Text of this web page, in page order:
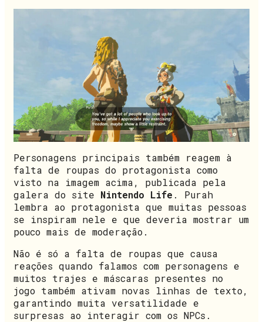
Personagens principais também reagem à
falta de roupas do protagonista como
visto na imagem acima, publicada pela
galera do site Nintendo Life . Purah
lembra ao protagonista que muitas pessoas
se inspiram nele e que deveria mostrar um
pouco mais de moderação.
Não é só a falta de roupas que causa
reações quando falamos com personagens e
muitos trajes e máscaras presentes no
jogo também ativam novas linhas de texto,
garantindo muita versatilidade e
surpresas ao interagir com os NPCs.